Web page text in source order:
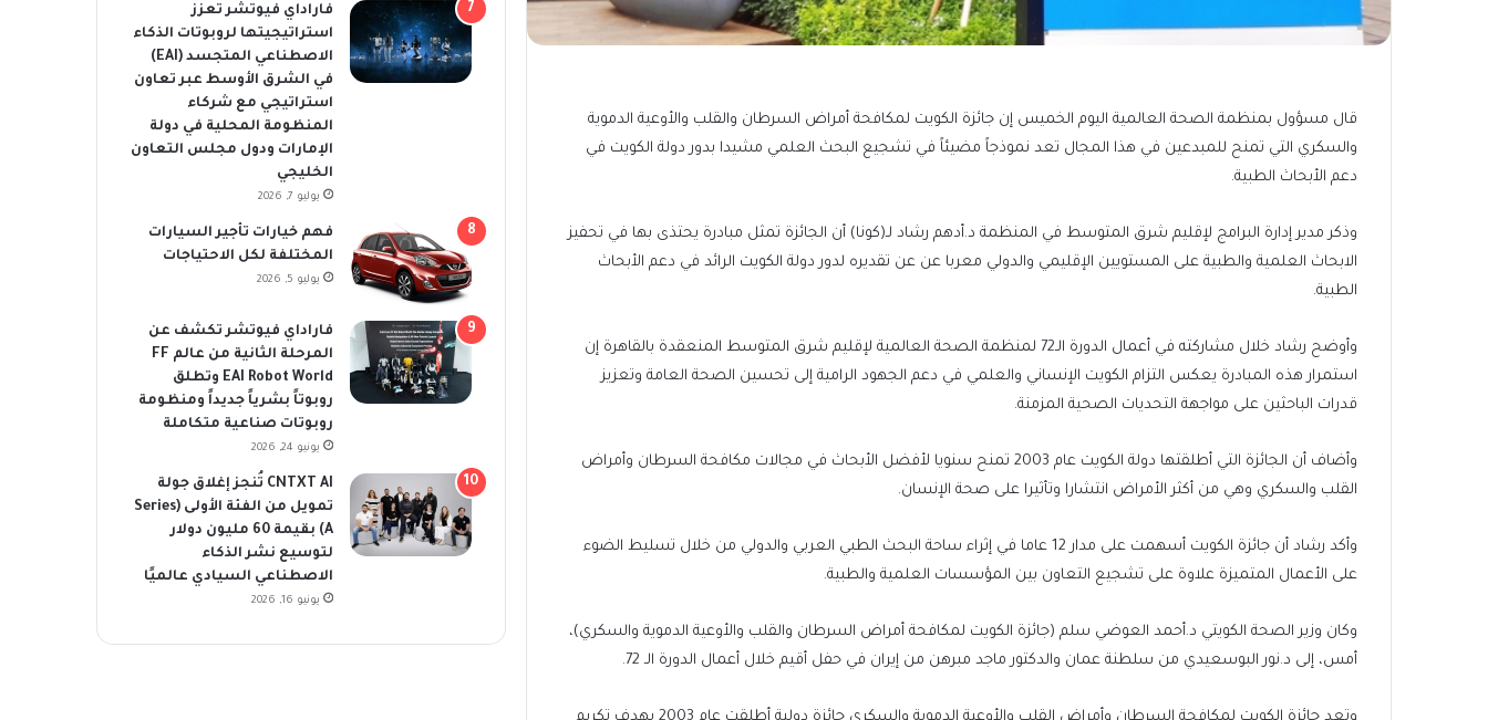
قال مسؤول بمنظمة الصحة العالمية اليوم الخميس إن جائزة الكويت لمكافحة أمراض السرطان والقلب والأوعية الدموية
والسكري التي تمنح للمبدعين في هذا المجال تعد نموذجاً مضيئاً في تشجيع البحث العلمي مشيدا بدور دولة الكويت في
دعم الأبحاث الطبية.
وذكر مدير إدارة البرامج لإقليم شرق المتوسط في المنظمة د.أدهم رشاد لـ(كونا) أن الجائزة تمثل مبادرة يحتذى بها في تحفيز
الابحاث العلمية والطبية على المستويين الإقليمي والدولي معربا عن عن تقديره لدور دولة الكويت الرائد في دعم الأبحاث
الطبية.
وأوضح رشاد خلال مشاركته في أعمال الدورة الـ72 لمنظمة الصحة العالمية لإقليم شرق المتوسط المنعقدة بالقاهرة إن
استمرار هذه المبادرة يعكس التزام الكويت الإنساني والعلمي في دعم الجهود الرامية إلى تحسين الصحة العامة وتعزيز
قدرات الباحثين على مواجهة التحديات الصحية المزمنة.
وأضاف أن الجائزة التي أطلقتها دولة الكويت عام 2003 تمنح سنويا لأفضل الأبحاث في مجالات مكافحة السرطان وأمراض
القلب والسكري وهي من أكثر الأمراض انتشارا وتأثيرا على صحة الإنسان.
وأكد رشاد أن جائزة الكويت أسهمت على مدار 12 عاما في إثراء ساحة البحث الطبي العربي والدولي من خلال تسليط الضوء
على الأعمال المتميزة علاوة على تشجيع التعاون بين المؤسسات العلمية والطبية.
وكان وزير الصحة الكويتي د.أحمد العوضي سلم (جائزة الكويت لمكافحة أمراض السرطان والقلب والأوعية الدموية والسكري)،
أمس، إلى د.نور البوسعيدي من سلطنة عمان والدكتور ماجد مبرهن من إيران في حفل أقيم خلال أعمال الدورة الـ 72.
فاراداي فيوتشر تعزز
استراتيجيتها لروبوتات الذكاء
الاصطناعي المتجسد (EAI)
في الشرق الأوسط عبر تعاون
استراتيجي مع شركاء
المنظومة المحلية في دولة
الإمارات ودول مجلس التعاون
الخليجي
يوليو 7, 2026
فهم خيارات تأجير السيارات
المختلفة لكل الاحتياجات
يوليو 5, 2026
فاراداي فيوتشر تكشف عن
المرحلة الثانية من عالم FF
EAI Robot World وتطلق
روبوتاً بشرياً جديداً ومنظومة
روبوتات صناعية متكاملة
يونيو 24, 2026
CNTXT AI تُنجز إغلاق جولة
تمويل من الفئة الأولى (Series
A) بقيمة 60 مليون دولار
لتوسيع نشر الذكاء
الاصطناعي السيادي عالميًا
يونيو 16, 2026